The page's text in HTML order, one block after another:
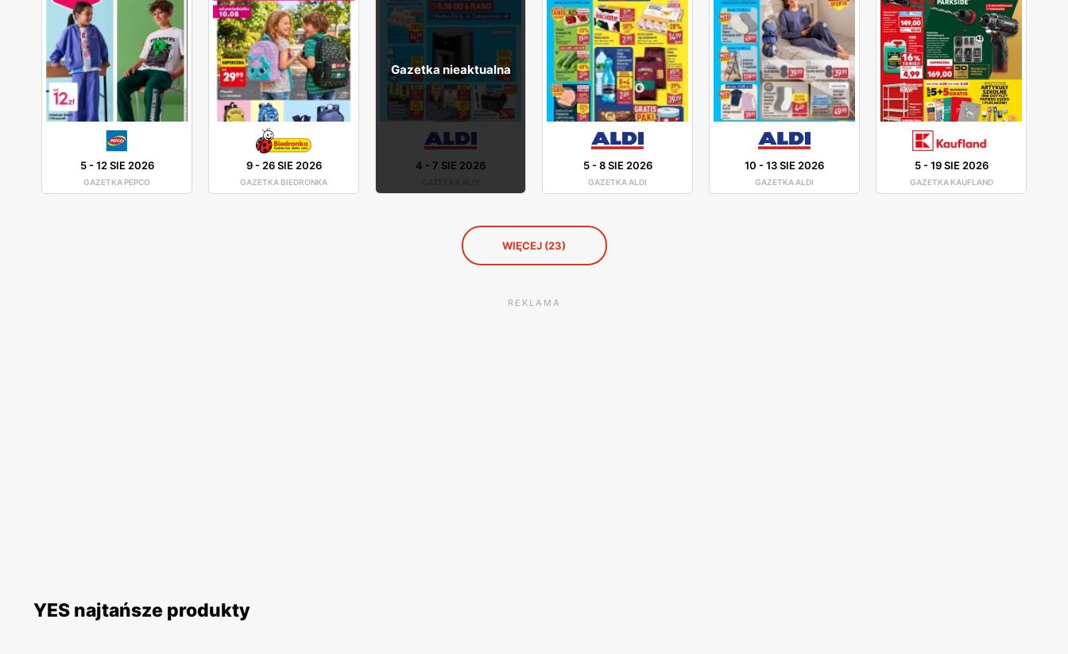
5-12 SIE 2026
GAZETKA PEPCO
9- 26 SIE 2026
GAZETKA BIEDRONKA
4 - 7 SIE 2026
Gazetka nieaktualna
5-8 SIE 2026
GAZETKA ALDI
10 -13 SIE 2026
GAZETKA ALDI
5-19 SIE 2026
GAZETKA KAUFLAND
WIĘCEJ (23)
REKLAMA
YES najtańsze produkty